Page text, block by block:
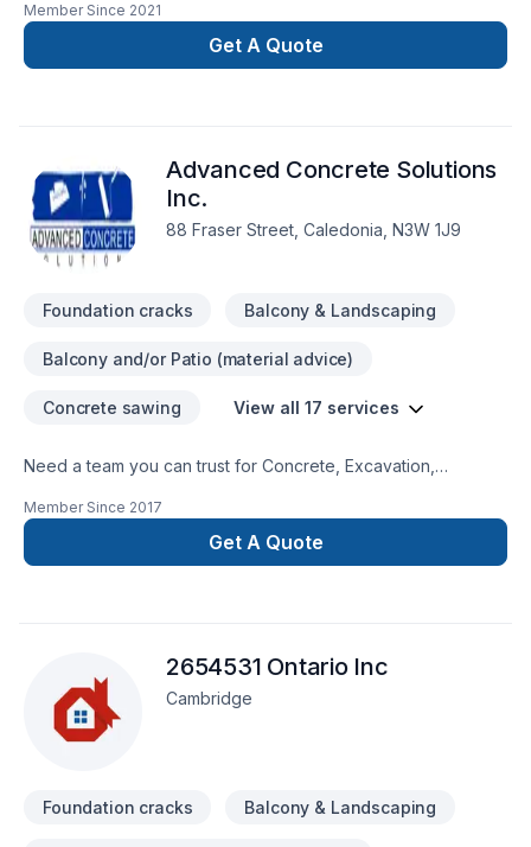
do drywall repair, flooring installations, tiling installations. We
also do kitchen remodeling, bathroom remodeling we do
basements foundations. Then we do apartment clean outs
the owner Bradley Campbell.
Member Since 2021
Get A Quote
Advanced Concrete Solutions
Inc.
88 Fraser Street, Caledonia, N3W 1J9
Foundation cracks Balcony & Landscaping
Balcony and/or Patio (material advice)
Concrete sawing View all 17 services
Need a team you can trust for Concrete, Excavation,
Home jacking, Parging in Central Ontario,Golden
Horseshoe,Greater Toronto Area,Southwestern Ontario? Your
satisfaction drives everything we do, from the first meeting to
Member Since 2017
Get A Quote
2654531 Ontario Inc
Cambridge
Foundation cracks Balcony & Landscaping